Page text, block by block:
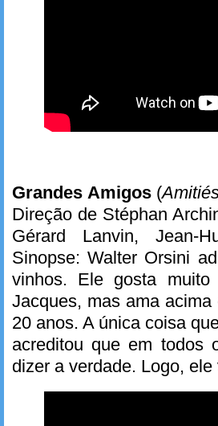
Grandes Amigos(
Direção de Stéphan
Gérard Lanvin, Jean-
Sinopse: Walter Orsini
vinhos. Ele gosta
Jacques, mas ama
20 anos. A única coisa
acreditou que em todos
dizer a verdade. Logo,